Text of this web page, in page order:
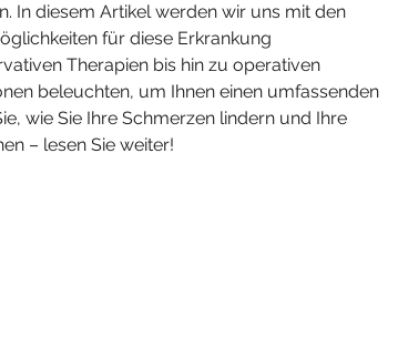
In diesem Artikel werden wir uns mit den
für diese Erkrankung
Therapien bis hin zu operativen
beleuchten, um Ihnen einen umfassenden
wie Sie Ihre Schmerzen lindern und Ihre
– lesen Sie weiter!